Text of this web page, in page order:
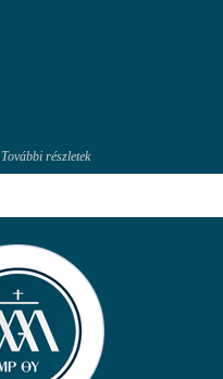
További részletek